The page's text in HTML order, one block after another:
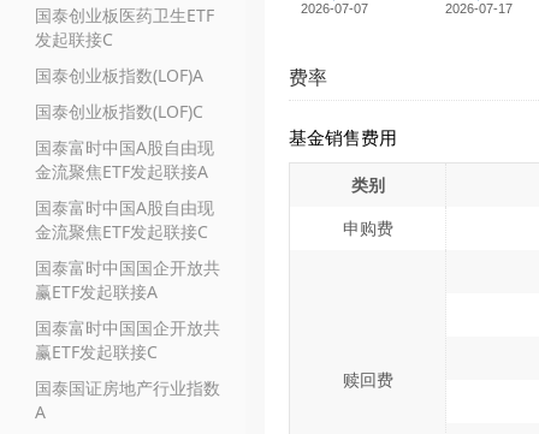
国泰创业板医药卫生ETF
发起联接C
国泰创业板指数(LOF)A
国泰创业板指数(LOF)C
国泰富时中国A股自由现
金流聚焦ETF发起联接A
国泰富时中国A股自由现
金流聚焦ETF发起联接C
国泰富时中国国企开放共
赢ETF发起联接A
国泰富时中国国企开放共
赢ETF发起联接C
国泰国证房地产行业指数
A
2026-07-07 2026-07-17
费率
基金销售费用
类别
申购费
赎回费